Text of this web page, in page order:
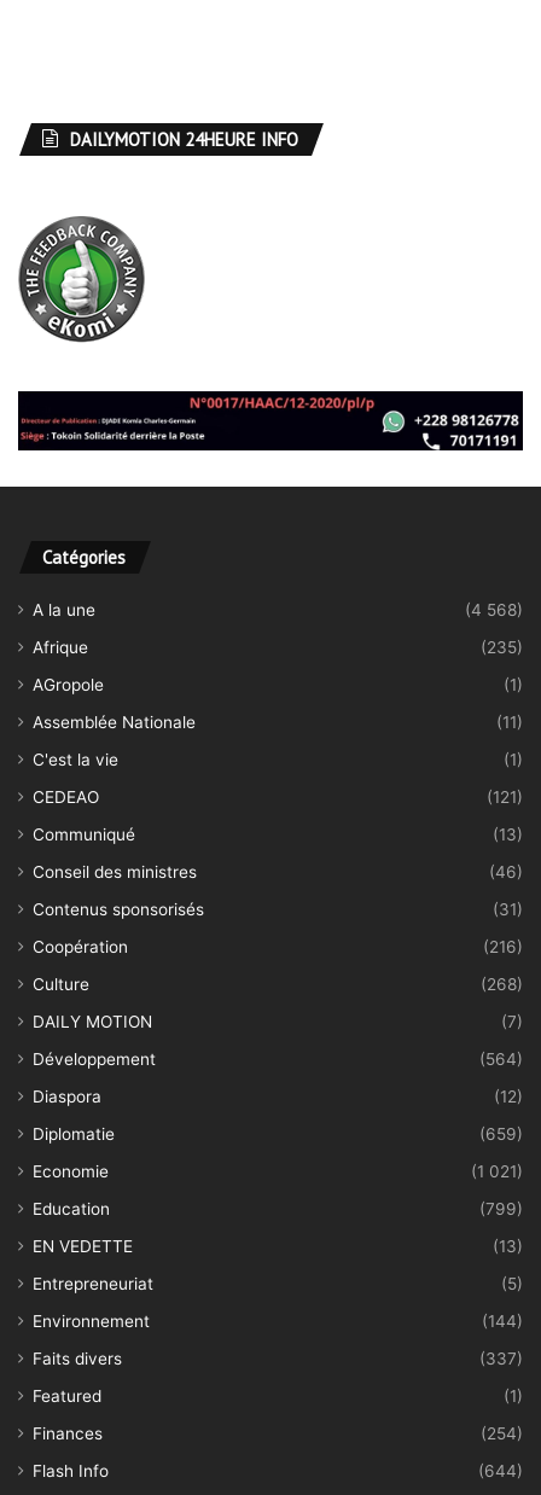
DAILYMOTION 24HEURE INFO
Catégories
A la une
(4 568)
Afrique
(235)
AGropole
(1)
Assemblée Nationale
(11)
C'est la vie
(1)
CEDEAO
(121)
Communiqué
(13)
Conseil des ministres
(46)
Contenus sponsorisés
(31)
Coopération
(216)
Culture
(268)
DAILY MOTION
(7)
Développement
(564)
Diaspora
(12)
Diplomatie
(659)
Economie
(1 021)
Education
(799)
EN VEDETTE
(13)
Entrepreneuriat
(5)
Environnement
(144)
Faits divers
(337)
Featured
(1)
Finances
(254)
Flash Info
(644)